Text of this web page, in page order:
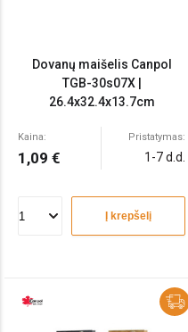
Dovanų maišelis Canpol
TGB-30s07X |
26.4x32.4x13.7cm
Kaina:
1,09 €
Pristatymas:
1-7 d.d.
Į krepšelį